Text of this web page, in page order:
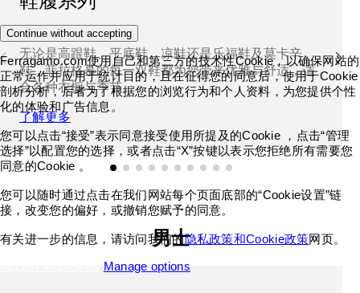
无论是高跟鞋、平底鞋、凉鞋还是乐福鞋及莫卡辛
鞋，菲拉格慕的每一双鞋都为您带来优雅与舒适，适
合各种衣橱与季节。
了解更多
男士
Continue without accepting
Ferragamo.com使用自己和第三方的技术性Cookie，以确保网站的
正常运作并应用于统计目的，且在征得您的同意后，使用于Cookie
剖析分析，后者为了根据您的浏览行为和个人资料，为您提供个性
化的体验和广告信息。
您可以点击“接受”表示同意接受使用所提及的Cookie ，点击“管理
选择”以配置您的选择，或者点击“X”按键以表示您拒绝所有需要您
同意的Cookie 。
您可以随时通过点击在我们网站每个页面底部的“Cookie设置”链
接，改变您的偏好，或撤销您赋予的同意。
有关进一步的信息，请访问我们的隐私政策和Cookie政策网页。
Manage options